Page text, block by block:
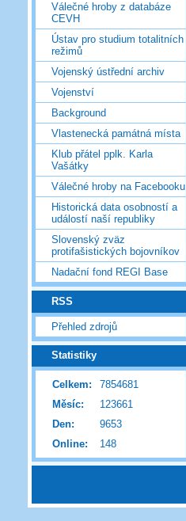
Válečné hroby z databáze
CEVH
Ústav pro studium totalitních
režimů
Vojenský ústřední archiv
Vojenství
Background
Vlastenecká památná místa
Klub přátel pplk. Karla
Vašátky
Válečné hroby na Facebooku
Historická data osobností a
událostí naší republiky
Slovenský zväz
protifašistických bojovníkov
Nadační fond REGI Base
RSS
Přehled zdrojů
Statistiky
Online: 148
Celkem:
7854681
Měsíc:
123661
Den:
9653